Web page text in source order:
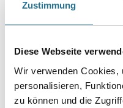
Zustimmung
Diese Webseite
Wir verwenden Cookies,
personalisieren,
zu können und die
Farbtonbezeichnung
Länge in centimeter
Breite in centimeter